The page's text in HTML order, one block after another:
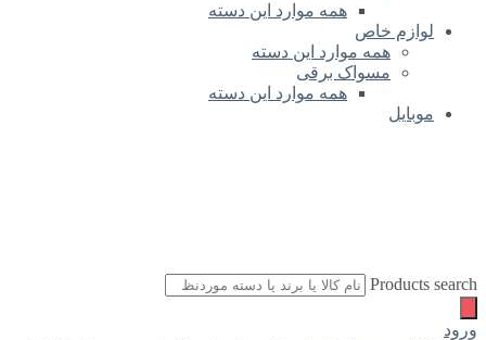
همه موارد این دسته
لوازم خاص
همه موارد این دسته
مسواک برقی
همه موارد این دسته
موبایل
Products search
ورود